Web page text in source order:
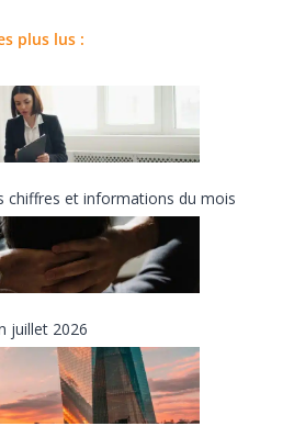
plus lus :
chiffres et informations du mois
juillet 2026